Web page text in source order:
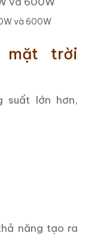
và 600W
mặt trời
suất lớn hơn,
năng tạo ra